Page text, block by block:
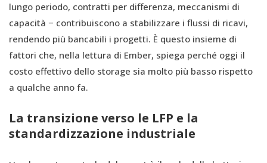
lungo periodo, contratti per differenza, meccanismi di
capacità − contribuiscono a stabilizzare i flussi di ricavi,
rendendo più bancabili i progetti. È questo insieme di
fattori che, nella lettura di Ember, spiega perché oggi il
costo effettivo dello storage sia molto più basso rispetto
a qualche anno fa.
La transizione verso le LFP e la
standardizzazione industriale